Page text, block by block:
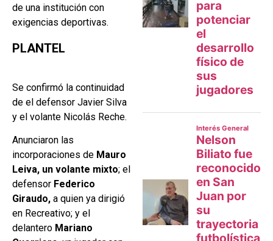
de una institución con
exigencias deportivas.
PLANTEL
Se confirmó la continuidad
de el defensor Javier Silva
y el volante Nicolás Reche.
Anunciaron las
incorporaciones de Mauro
Leiva, un volante mixto; el
defensor Federico
Giraudo, a quien ya dirigió
en Recreativo; y el
delantero Mariano